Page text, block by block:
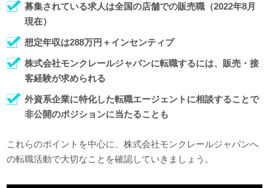
募集されている求人は全国の店舗での販売職（2022年8月
現在）
想定年収は288万円＋インセンティブ
株式会社モンクレールジャパンに転職するには、販売・接
客経験が求められる
外資系企業に特化した転職エージェントに相談することで
非公開のポジションに当たることも
これらのポイントを中心に、株式会社モンクレールジャパンへ
の転職活動で大切なことを確認していきましょう。